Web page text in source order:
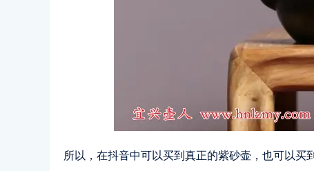
所以，在抖音中可以买到真正的紫砂壶，也可以